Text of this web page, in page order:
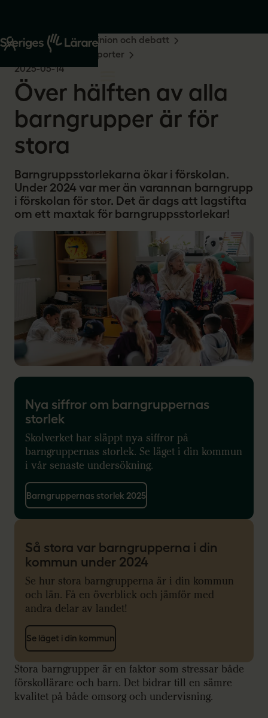
Start Om oss
Opinion och debatt
Undersökningar & rapporter
2025-05-14
Över hälften av alla
barngrupper är för
stora
Barngruppsstorlekarna ökar i förskolan.
Under 2024 var mer än varannan barngrupp
i förskolan för stor. Det är dags att lagstifta
om ett maxtak för barngruppsstorlekar!
Nya siffror om barngruppernas
storlek
Skolverket har släppt nya siffror på
barngruppernas storlek. Se läget i din kommun
i vår senaste undersökning.
Barngruppernas storlek 2025
Så stora var barngrupperna i din
kommun under 2024
Se hur stora barngrupperna är i din kommun
och län. Få en överblick och jämför med
andra delar av landet!
Se läget i din kommun
Stora barngrupper är en faktor som stressar både
förskollärare och barn. Det bidrar till en sämre
kvalitet på både omsorg och undervisning.